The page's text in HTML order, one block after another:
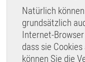
Natürlich
grundsätzlich
Internet-
dass sie
können Sie die